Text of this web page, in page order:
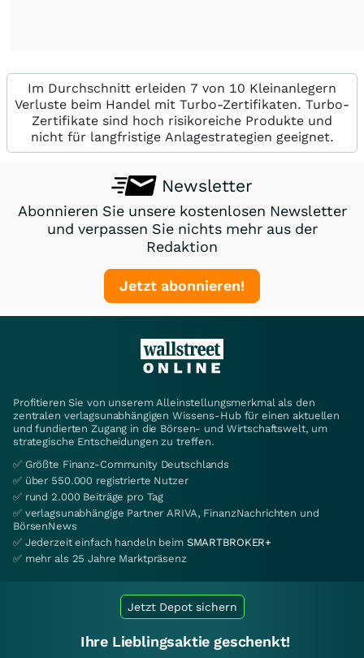
Im Durchschnitt erleiden 7 von 10 Kleinanlegern
Verluste beim Handel mit Turbo-Zertifikaten. Turbo-
Zertifikate sind hoch risikoreiche Produkte und
nicht für langfristige Anlagestrategien geeignet.
Newsletter
Abonnieren Sie unsere kostenlosen Newsletter
und verpassen Sie nichts mehr aus der
Redaktion
Jetzt abonnieren!
Profitieren Sie von unserem Alleinstellungsmerkmal als den
zentralen verlagsunabhängigen Wissens-Hub für einen aktuellen
und fundierten Zugang in die Börsen- und Wirtschaftswelt, um
strategische Entscheidungen zu treffen.
✅ Größte Finanz-Community Deutschlands
✅ über 550.000 registrierte Nutzer
✅ rund 2.000 Beiträge pro Tag
✅ verlagsunabhängige Partner ARIVA, FinanzNachrichten und
BörsenNews
✅ Jederzeit einfach handeln beim SMARTBROKER+
✅ mehr als 25 Jahre Marktpräsenz
Jetzt Depot sichern
Ihre Lieblingsaktie geschenkt!